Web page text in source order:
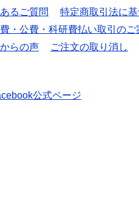
るご質問
特定商取引法に
・公費・科研費払い取引のご
らの声 ご注文の取り消し
公式ページ